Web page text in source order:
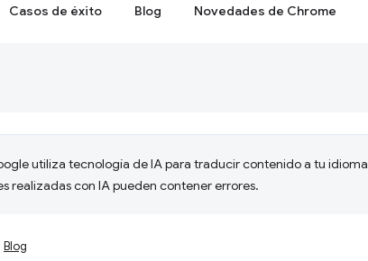
Casos de éxito Blog Novedades de Chrome
utiliza tecnología de IA para traducir contenido a tu idioma
realizadas con IA pueden contener errores.
Blog